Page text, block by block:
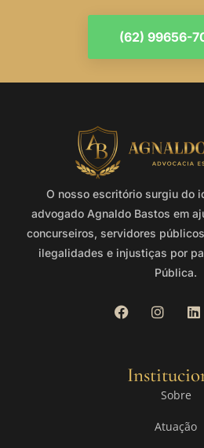
(62) 99656-
O nosso escritório surgiu do
advogado Agnaldo Bastos em
concurseiros, servidores
ilegalidades e injustiças por
Pública.
Sobre
Atuação